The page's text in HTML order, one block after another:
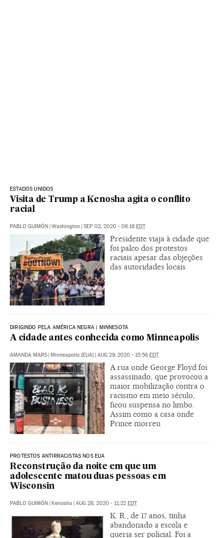
ESTADOS UNIDOS
Visita de Trump a Kenosha agita o conflito
racial
PABLO GUIMÓN Washington SEP 02, 2020 - 08:18 EDT
Presidente viaja à cidade que
foi palco dos protestos
raciais apesar das objeções
das autoridades locais
DIRIGINDO PELA AMÉRICA NEGRA | MINNESOTA
A cidade antes conhecida como Minneapolis
AMANDA MARS | Minneapolis (EUA) | AUG 29, 2020 - 15:56 EDT
A rua onde George Floyd foi
assassinado, que provocou a
maior mobilização contra o
racismo em meio século,
ficou suspensa no limbo.
Assim como a casa onde
Prince morreu
PROTESTOS ANTIRRACISTAS NOS EUA
Reconstrução da noite em que um
adolescente matou duas pessoas em
Wisconsin
PABLO GUIMÓN | Kenosha | AUG 28, 2020 - 11:22 EDT
K. R., de 17 anos, tinha
abandonado a escola e
queria ser policial. Foi a